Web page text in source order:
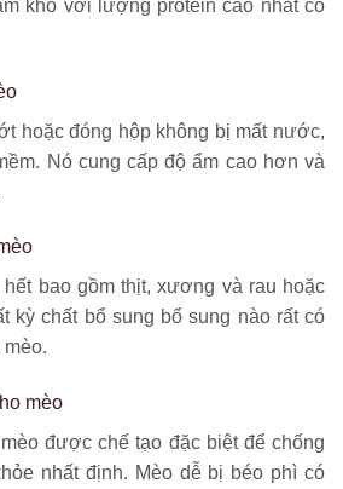
khô với lượng protein cao nhất có
hoặc đóng hộp không bị mất nước,
Nó cung cấp độ ẩm cao hơn và
bao gồm thịt, xương và rau hoặc
kỳ chất bổ sung bổ sung nào rất có
mèo
được chế tạo đặc biệt để chống
nhất định. Mèo dễ bị béo phì có